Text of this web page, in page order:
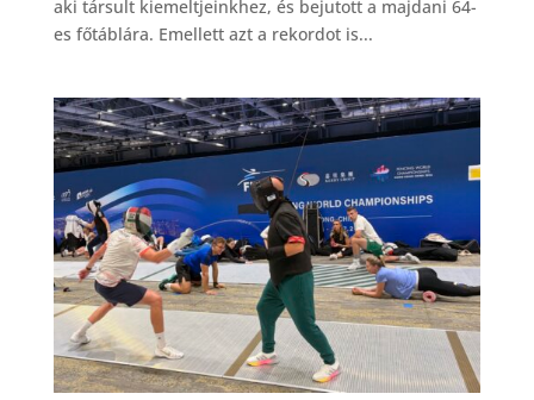
aki társult kiemeltjeinkhez, és bejutott a majdani 64-
es főtáblára. Emellett azt a rekordot is...